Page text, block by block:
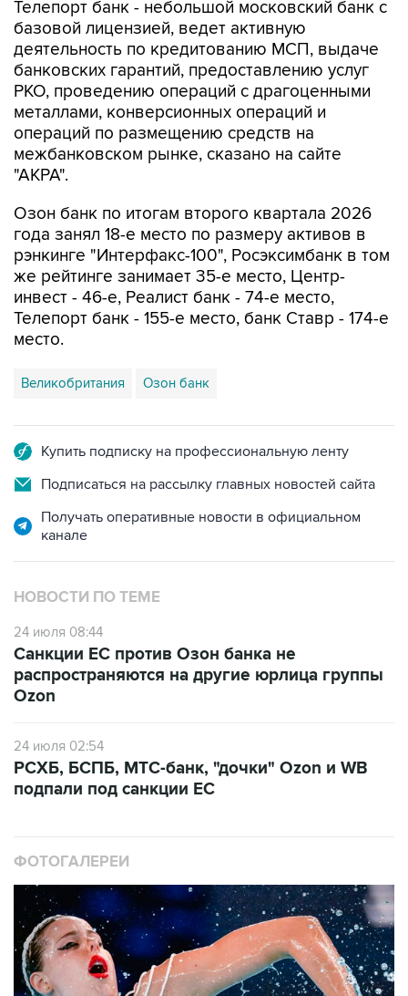
деятельность по кредитованию МСП, выдаче
банковских гарантий, предоставлению услуг
РКО, проведению операций с драгоценными
металлами, конверсионных операций и
операций по размещению средств на
межбанковском рынке, сказано на сайте
"АКРА".
Озон банк по итогам второго квартала 2026
рэнкинге "Интерфакс-100", Росэксимбанк в том
же рейтинге занимает 35-е место, Центр-
инвест - 46-е, Реалист банк - 74-е место,
Телепорт банк - 155-е место, банк Ставр - 174-е
место.
Великобритания
Подписаться на рассылку главных новостей сайта
Получать оперативные новости в официальном
НОВОСТИ ПО ТЕМЕ
24 июля 08:44
распространяются на другие юрлица группы
Ozon
подпали под санкции ЕС